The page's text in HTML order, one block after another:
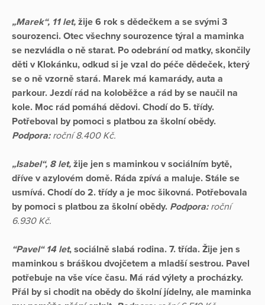
„Marek“, 11 let, žije 6 rok s dědečkem a se svými 3
sourozenci. Otec všechny sourozence týral a maminka
se nezvládla o ně starat. Po odebrání od matky, skončily
děti v Klokánku, odkud si je vzal do péče dědeček, který
se o ně vzorně stará. Marek má kamarády, auta a
parkour. Jezdí rád na koloběžce a rád by se naučil na
kole. Moc rád pomáhá dědovi. Chodí do 5. třídy.
Potřeboval by pomoci s platbou za školní obědy.
Podpora:roční 8.400 Kč.
„Isabel“, 8 let, žije jen s maminkou v sociálním bytě,
dříve v azylovém domě. Ráda zpívá a maluje. Stále se
usmívá. Chodí do 2. třídy a je moc šikovná. Potřebovala
by pomoci s platbou za školní obědy. Podpora: roční
6.930 Kč.
“Pavel“ 14 let, sociálně slabá rodina. 7. třída. Žije jen s
maminkou s bráškou dvojčetem a mladší sestrou. Pavel
potřebuje na vše více času. Má rád výlety a procházky.
Přál by si chodit na obědy do školní jídelny, ale maminka